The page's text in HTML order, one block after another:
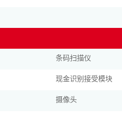
条码扫描仪
现金识别接受模块
摄像头